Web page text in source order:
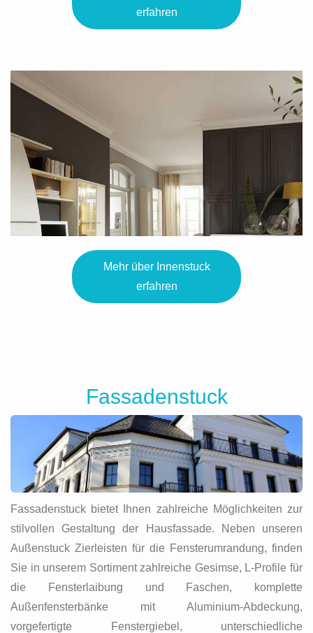
erfahren
Mehr über Innenstuck
erfahren
Fassadenstuck
Fassadenstuck bietet Ihnen zahlreiche Möglichkeiten zur
stilvollen Gestaltung der Hausfassade. Neben unseren
Außenstuck Zierleisten für die Fensterumrandung, finden
Sie in unserem Sortiment zahlreiche Gesimse, L-Profile für
die Fensterlaibung und Faschen, komplette
Außenfensterbänke mit Aluminium-Abdeckung,
vorgefertigte Fenstergiebel, unterschiedliche